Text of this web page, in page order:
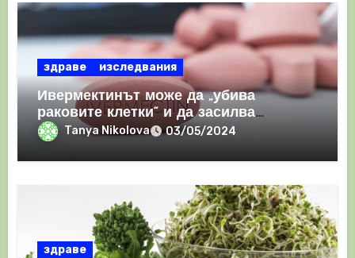
здраве изследвания
Ивермектинът може да „убива
раковите клетки“ и да засилва
имунния отговор
Tanya Nikolova 03/05/2024
здраве